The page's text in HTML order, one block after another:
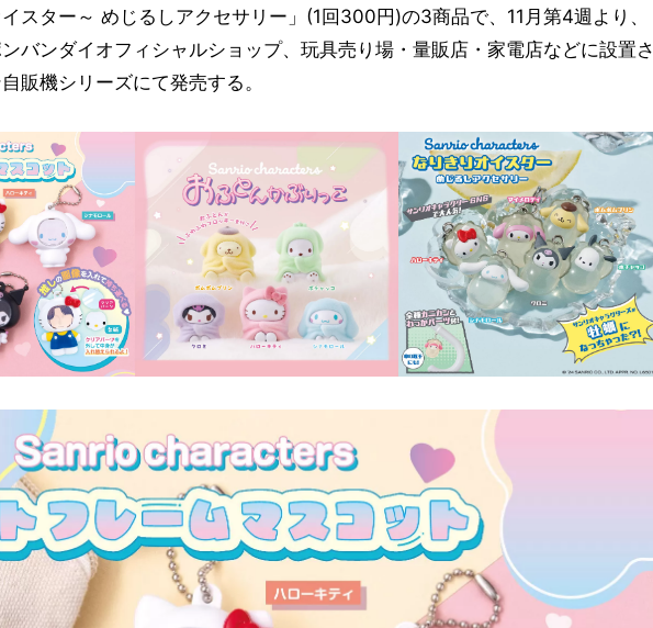
スター～ めじるしアクセサリー」(1回300円)の3商品で、11月第4週より、
バンダイオフィシャルショップ、玩具売り場・量販店・家電店などに設置さ
販機シリーズにて発売する。